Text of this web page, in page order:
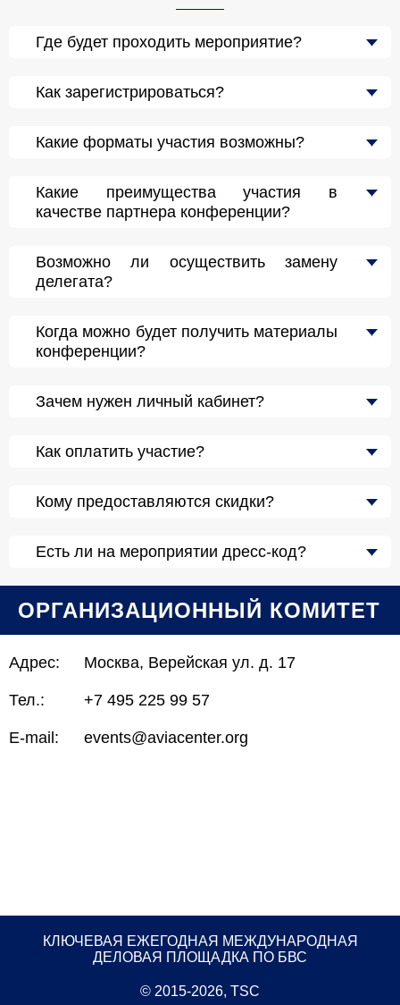
Где будет проходить мероприятие?
Как зарегистрироваться?
Какие форматы участия возможны?
Какие преимущества участия в
качестве партнера конференции?
Возможно ли осуществить замену
делегата?
Когда можно будет получить материалы
конференции?
Зачем нужен личный кабинет?
Как оплатить участие?
Кому предоставляются скидки?
Есть ли на мероприятии дресс-код?
ОРГАНИЗАЦИОННЫЙ КОМИТЕТ
Адрес: Москва, Верейская ул. д. 17
Тел.: +7 495 225 99 57
E-mail: events@aviacenter.org
КЛЮЧЕВАЯ ЕЖЕГОДНАЯ МЕЖДУНАРОДНАЯ
ДЕЛОВАЯ ПЛОЩАДКА ПО БВС
© 2015-2026, TSC